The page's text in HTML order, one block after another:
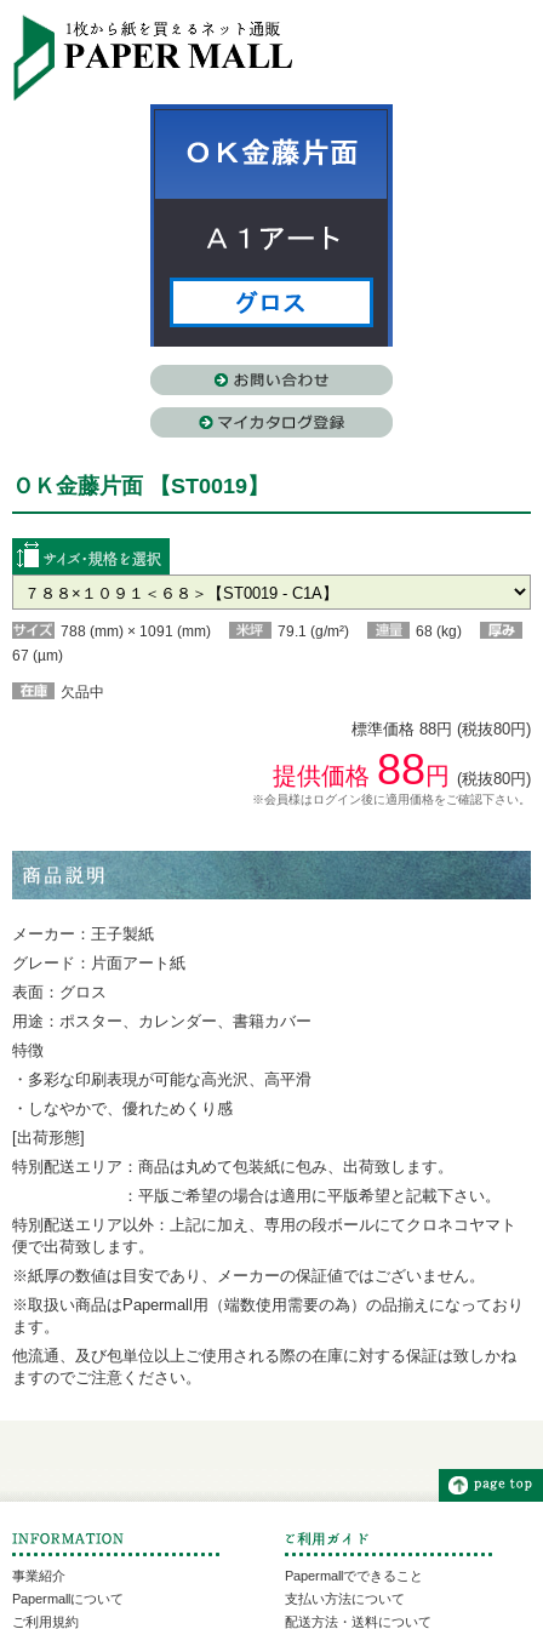
ＯＫ金藤片面 【ST0019】
788 (mm) × 1091 (mm) 79.1 (g/m²)
68 (kg)
67 (µm)
欠品中
標準価格 88円 (税抜80円)
提供価格 88円 (税抜80円)
※会員様はログイン後に適用価格をご確認下さい。
メーカー：王子製紙
グレード：片面アート紙
表面：グロス
用途：ポスター、カレンダー、書籍カバー
特徴
・多彩な印刷表現が可能な高光沢、高平滑
・しなやかで、優れためくり感
[出荷形態]
特別配送エリア：商品は丸めて包装紙に包み、出荷致します。
：平版ご希望の場合は適用に平版希望と記載下さい。
特別配送エリア以外：上記に加え、専用の段ボールにてクロネコヤマト
便で出荷致します。
※紙厚の数値は目安であり、メーカーの保証値ではございません。
※取扱い商品はPapermall用（端数使用需要の為）の品揃えになっており
ます。
他流通、及び包単位以上ご使用される際の在庫に対する保証は致しかね
ますのでご注意ください。
事業紹介
Papermallについて
ご利用規約
Papermallでできること
支払い方法について
配送方法・送料について